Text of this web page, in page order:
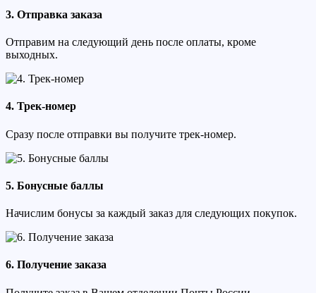
3. Отправка заказа
Отправим на следующий день после оплаты, кроме
выходных.
4. Трек-номер
Сразу после отправки вы получите трек-номер.
5. Бонусные баллы
Начислим бонусы за каждый заказ для следующих покупок.
6. Получение заказа